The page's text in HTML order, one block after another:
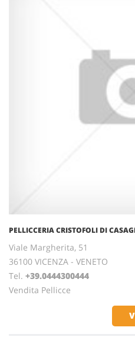
PELLICCERIA CRISTOFOLI DI
Viale Margherita, 51
36100 VICENZA - VENETO
Tel. +39.0444300444
Vendita Pellicce